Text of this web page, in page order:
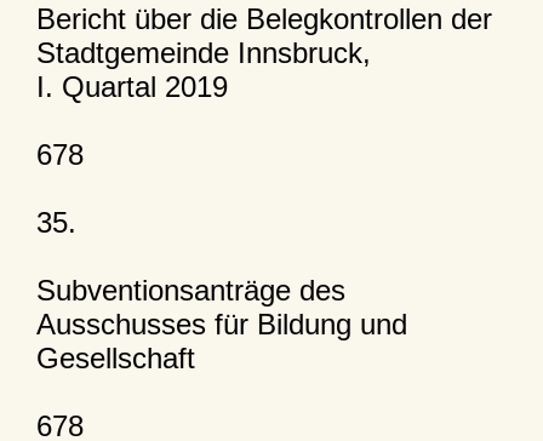
Bericht über die Belegkontrollen der
Stadtgemeinde Innsbruck,
I. Quartal 2019
678
35.
Subventionsanträge des
Ausschusses für Bildung und
Gesellschaft
678